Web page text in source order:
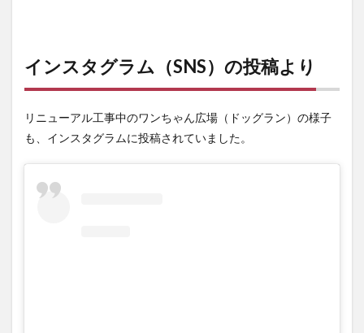
インスタグラム（SNS）の投稿より
リニューアル工事中のワンちゃん広場（ドッグラン）の様子
も、インスタグラムに投稿されていました。